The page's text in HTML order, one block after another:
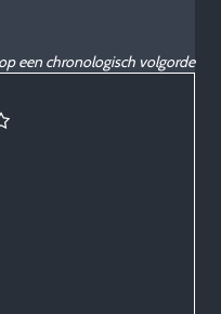
een chronologisch volgorde